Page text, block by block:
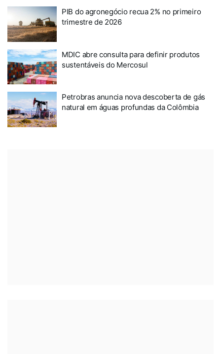
PIB do agronegócio recua 2% no primeiro
trimestre de 2026
MDIC abre consulta para definir produtos
sustentáveis do Mercosul
Petrobras anuncia nova descoberta de gás
natural em águas profundas da Colômbia